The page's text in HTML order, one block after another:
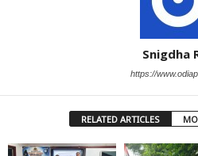
Snigdha
https://
RELATED ARTICLES